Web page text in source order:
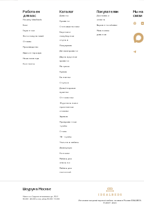
Работаем
для вас
Почему Idealbeds
Блог
Гарантии
Фото покупателей
Отзывы
Производство
Идеи интерьера
Наша команда
Контакты
Каталог
Диваны
Кровати
Стеновые панели
Барные и
полубарные
стулья
Полукресла
Детские кровати
Двухъярусные
кровати
Матрасы
Кресла
Банкетки
Стулья
Дизайнерские
кушетки
Оттоманки
Журнальные и
приставные
столики
Зеркала
Прикроватные
тумбы
Столы
ТВ - тумбы
Уличная мебель
Аксессуары
Консоли
Мебель для
спальни
Мебель для
гостиной
Покупателям
Доставка и
оплата
Варианты обивки
Механизмы
диванов
Мы на
связи
Шоурум в Москве
Нижняя Сыромятническая ул., 10/9
10.00 - 20.00 пн-пт, сб-вс 10.00 - 19.00
Изготовление дизайнерской мебели на заказ в Москве IDEALBEDS.
© 2007 - 2026